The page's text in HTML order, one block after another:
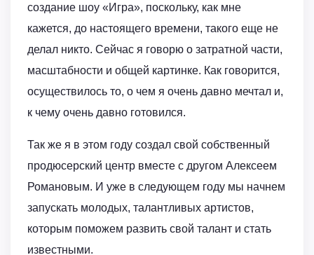
создание шоу «Игра», поскольку, как мне
кажется, до настоящего времени, такого еще не
делал никто. Сейчас я говорю о затратной части,
масштабности и общей картинке. Как говорится,
осуществилось то, о чем я очень давно мечтал и,
к чему очень давно готовился.
Так же я в этом году создал свой собственный
продюсерский центр вместе с другом Алексеем
Романовым. И уже в следующем году мы начнем
запускать молодых, талантливых артистов,
которым поможем развить свой талант и стать
известными.